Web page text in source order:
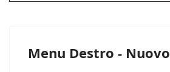
Menu Destro - Nuovo